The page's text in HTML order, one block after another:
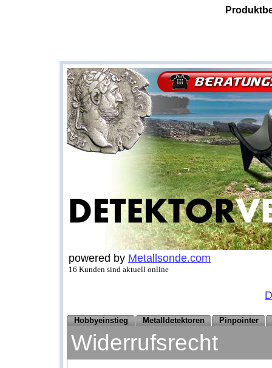
powered by Metallsonde.com
16 Kunden sind aktuell online
Hobbyeinstieg Metalldetektoren Pinpointer
Widerrufsrecht